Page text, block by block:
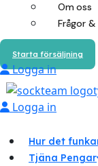
Om oss
Frågor &
Starta försäljning
Logga in
Logga in
Hur det
Tjäna Pengar